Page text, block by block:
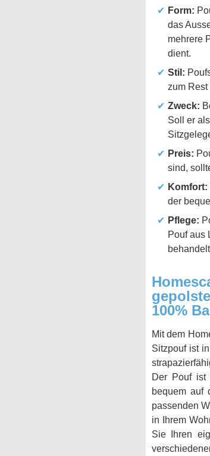
Form:
das
mehrere
dient.
Stil:
zum
Zweck:
Soll er
Preis:
sind,
Komfort:
der
Pflege:
Pouf aus
100%
Mit dem
Sitzpouf ist
Der Pouf ist
bequem auf
passenden
in Ihrem
Sie Ihren